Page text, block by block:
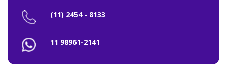
(11) 2454 - 8133
11 98961-2141